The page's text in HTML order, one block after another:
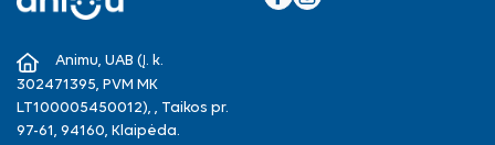
Animu, UAB (Į. k.
302471395, PVM MK
LT100005450012), , Taikos pr.
97-61, 94160, Klaipėda.